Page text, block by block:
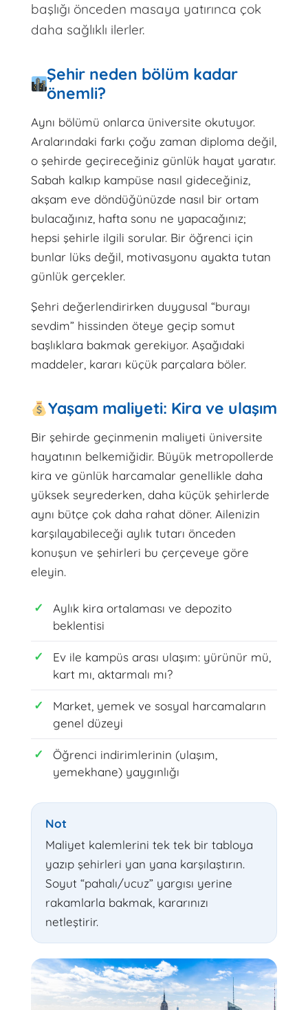
başlığı önceden masaya yatırınca çok
daha sağlıklı ilerler.
Şehir neden bölüm kadar
önemli?
Aynı bölümü onlarca üniversite okutuyor.
Aralarındaki farkı çoğu zaman diploma değil,
o şehirde geçireceğiniz günlük hayat yaratır.
Sabah kalkıp kampüse nasıl gideceğiniz,
akşam eve döndüğünüzde nasıl bir ortam
bulacağınız, hafta sonu ne yapacağınız;
hepsi şehirle ilgili sorular. Bir öğrenci için
bunlar lüks değil, motivasyonu ayakta tutan
günlük gerçekler.
Şehri değerlendirirken duygusal “burayı
sevdim” hissinden öteye geçip somut
başlıklara bakmak gerekiyor. Aşağıdaki
maddeler, kararı küçük parçalara böler.
Yaşam maliyeti: Kira ve ulaşım
Bir şehirde geçinmenin maliyeti üniversite
hayatının belkemiğidir. Büyük metropollerde
kira ve günlük harcamalar genellikle daha
yüksek seyrederken, daha küçük şehirlerde
aynı bütçe çok daha rahat döner. Ailenizin
karşılayabileceği aylık tutarı önceden
konuşun ve şehirleri bu çerçeveye göre
eleyin.
Aylık kira ortalaması ve depozito
beklentisi
Ev ile kampüs arası ulaşım: yürünür mü,
kart mı, aktarmalı mı?
Market, yemek ve sosyal harcamaların
genel düzeyi
Öğrenci indirimlerinin (ulaşım,
yemekhane) yaygınlığı
Not
Maliyet kalemlerini tek tek bir tabloya
yazıp şehirleri yan yana karşılaştırın.
Soyut “pahalı/ucuz” yargısı yerine
rakamlarla bakmak, kararınızı
netleştirir.